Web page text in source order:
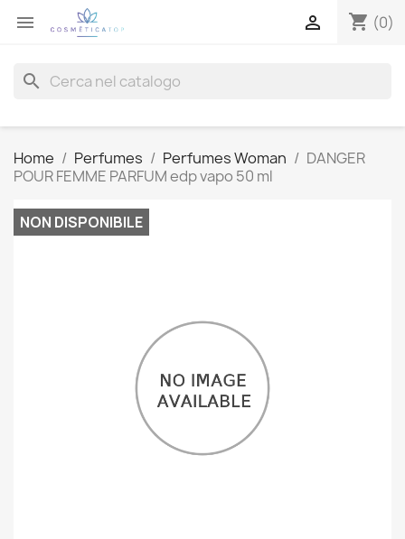
 shopping_cart (0)

search
Home Perfumes Perfumes Woman
DANGER
POUR FEMME PARFUM edp vapo 50 ml
NON DISPONIBILE